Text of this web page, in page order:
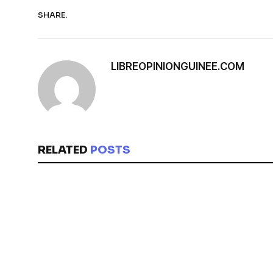
SHARE.
LIBREOPINIONGUINEE.COM
RELATED POSTS